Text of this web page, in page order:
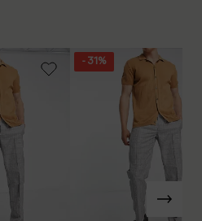
- 31%